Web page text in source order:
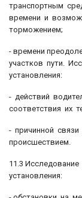
транспортным
времени и
торможением;
- времени
участков пути.
установления:
- действий
соответствия их
- причинной
происшествием.
11.3
установления: